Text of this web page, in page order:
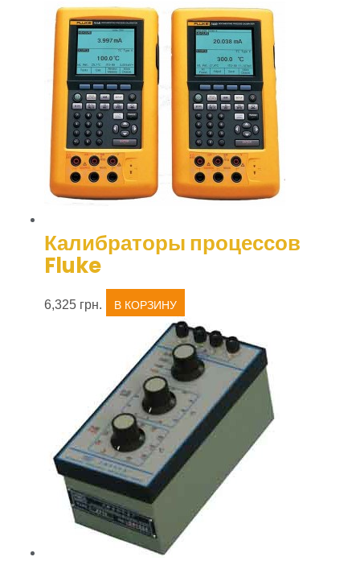
Калибраторы процессов
Fluke
6,325 грн. В КОРЗИНУ